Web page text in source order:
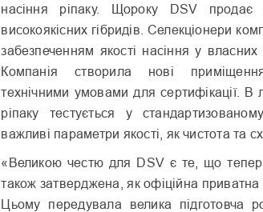
насіння ріпаку. Щороку DSV
високоякісних гібридів. Селекціонери
забезпеченням якості насіння у власних
Компанія створила нові
технічними умовами для сертифікації. В
ріпаку тестується у
важливі параметри якості, як чистота та
«Великою честю для DSV є те, що
також затверджена, як офіційна приватна
Цьому передувала велика підготовча